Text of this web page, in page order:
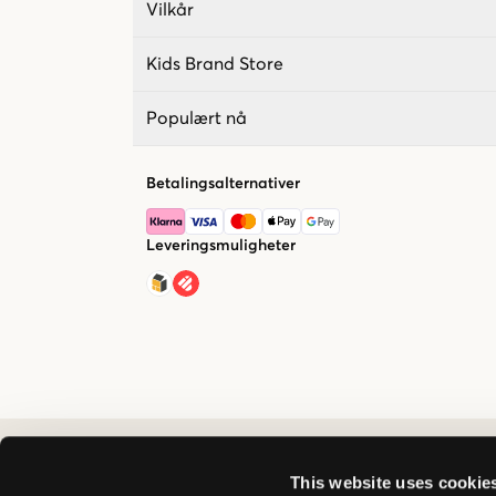
This website uses
Vilkår
Kids Brand Store
Populært nå
Betalingsalternativer
Leveringsmuligheter